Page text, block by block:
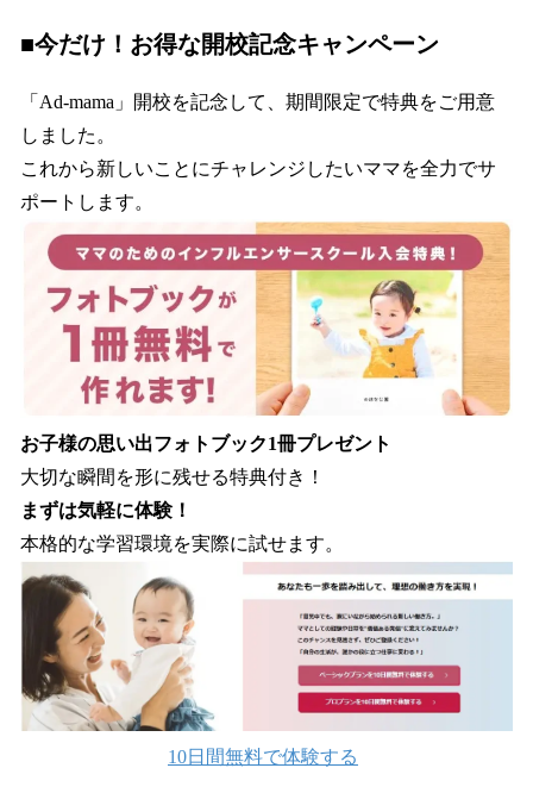
■今だけ！お得な開校記念キャンペーン
「Ad-mama」開校を記念して、期間限定で特典をご用意
しました。
これから新しいことにチャレンジしたいママを全力でサ
ポートします。
お子様の思い出フォトブック1冊プレゼント
大切な瞬間を形に残せる特典付き！
まずは気軽に体験！
本格的な学習環境を実際に試せます。
10日間無料で体験する